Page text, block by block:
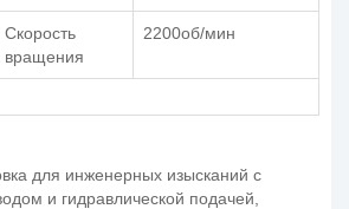
Скорость
вращения
2200об/мин
для инженерных изысканий с
и гидравлической подачей,